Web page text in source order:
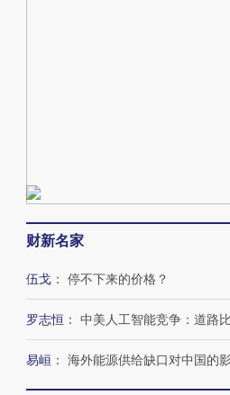
财新名家
伍戈 ： 停不下来的价格？
罗志恒 ： 中美人工智能竞争：道路
易峘 ： 海外能源供给缺口对中国的